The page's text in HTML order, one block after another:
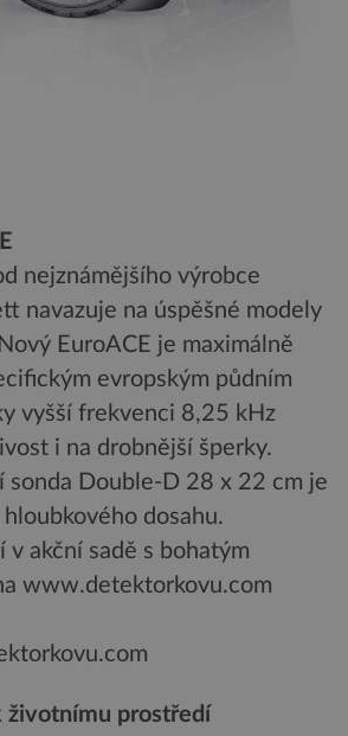
nejznámějšího výrobce
navazuje na úspěšné modely
EuroACE je maximálně
evropským půdním
vyšší frekvenci 8,25 kHz
i na drobnější šperky.
sonda Double-D 28 x 22 cm je
dosahu.
v akční sadě s bohatým
www.detektorkovu.com
životnímu prostředí